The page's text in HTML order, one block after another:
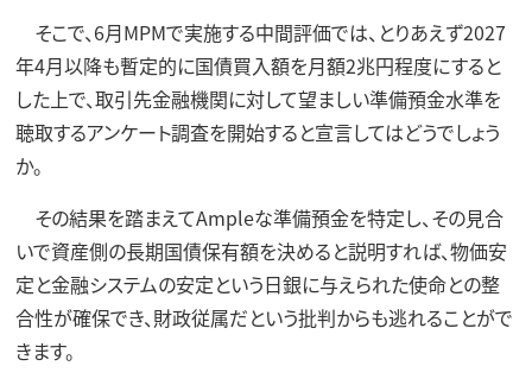
そこで、6月MPMで実施する中間評価では、とりあえず2027
年4月以降も暫定的に国債買入額を月額2兆円程度にすると
した上で、取引先金融機関に対して望ましい準備預金水準を
聴取するアンケート調査を開始すると宣言してはどうでしょう
か。
その結果を踏まえてAmpleな準備預金を特定し、その見合
いで資産側の長期国債保有額を決めると説明すれば、物価安
定と金融システムの安定という日銀に与えられた使命との整
合性が確保でき、財政従属だという批判からも逃れることがで
きます。